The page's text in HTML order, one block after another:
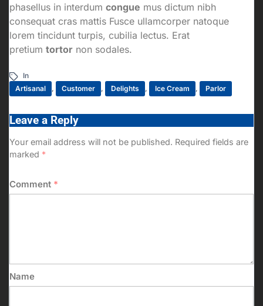
phasellus in interdum congue mus dictum nibh
consequat cras mattis Fusce ullamcorper natoque
lorem tincidunt turpis, cubilia lectus. Erat
pretium tortor non sodales.
In
Artisanal
, Customer , Delights , Ice Cream , Parlor
Leave a Reply
Your email address will not be published. Required fields are
marked *
Comment *
Name